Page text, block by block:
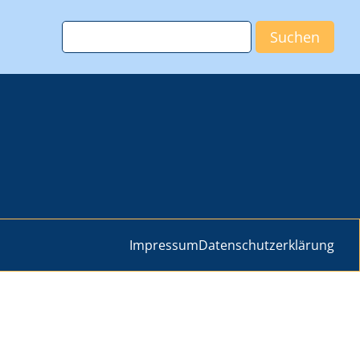
ImpressumDatenschutzerklärung